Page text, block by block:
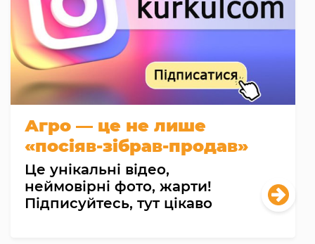
Агро — це не лише
«посіяв-зібрав-продав»
Це унікальні відео,
неймовірні фото, жарти!
Підписуйтесь, тут цікаво